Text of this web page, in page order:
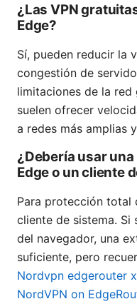
¿Las VPN
Edge?
Sí, pueden reducir la
congestión de
limitaciones de la red
suelen ofrecer
a redes más amplias
¿Debería usar
Edge o un cliente
Para protección total
cliente de sistema.
del navegador, una
suficiente, pero
Nordvpn edgerouter
NordVPN on